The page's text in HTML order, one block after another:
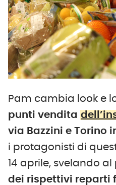
Pam cambia look e
punti vendita
via Bazzini e Torino
i protagonisti di
14 aprile, svelando al
dei rispettivi reparti